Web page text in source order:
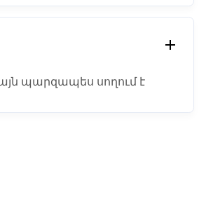
այն պարզապես սողում է